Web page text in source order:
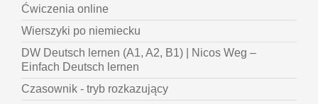
Ćwiczenia online
Wierszyki po niemiecku
DW Deutsch lernen (A1, A2, B1) | Nicos Weg –
Einfach Deutsch lernen
Czasownik - tryb rozkazujący